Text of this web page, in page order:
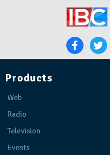
Products
Web
Radio
Television
Events